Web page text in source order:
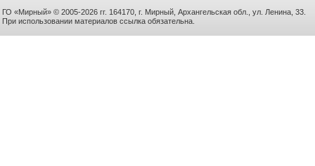
ГО «Мирный» © 2005-2026 гг. 164170, г. Мирный, Архангельская обл., ул. Ленина, 33.
При использовании материалов ссылка обязательна.